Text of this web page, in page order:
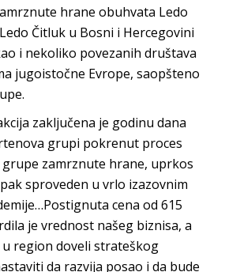
hrane obuhvata Ledo
Čitluk u Bosni i Hercegovini
i nekoliko povezanih društava
jugoistočne Evrope, saopšteno
zaključena je godinu dana
grupi pokrenut proces
zamrznute hrane, uprkos
sproveden u vrlo izazovnim
cena od 615
je vrednost našeg biznisa, a
region doveli strateškog
da razvija posao i da bude